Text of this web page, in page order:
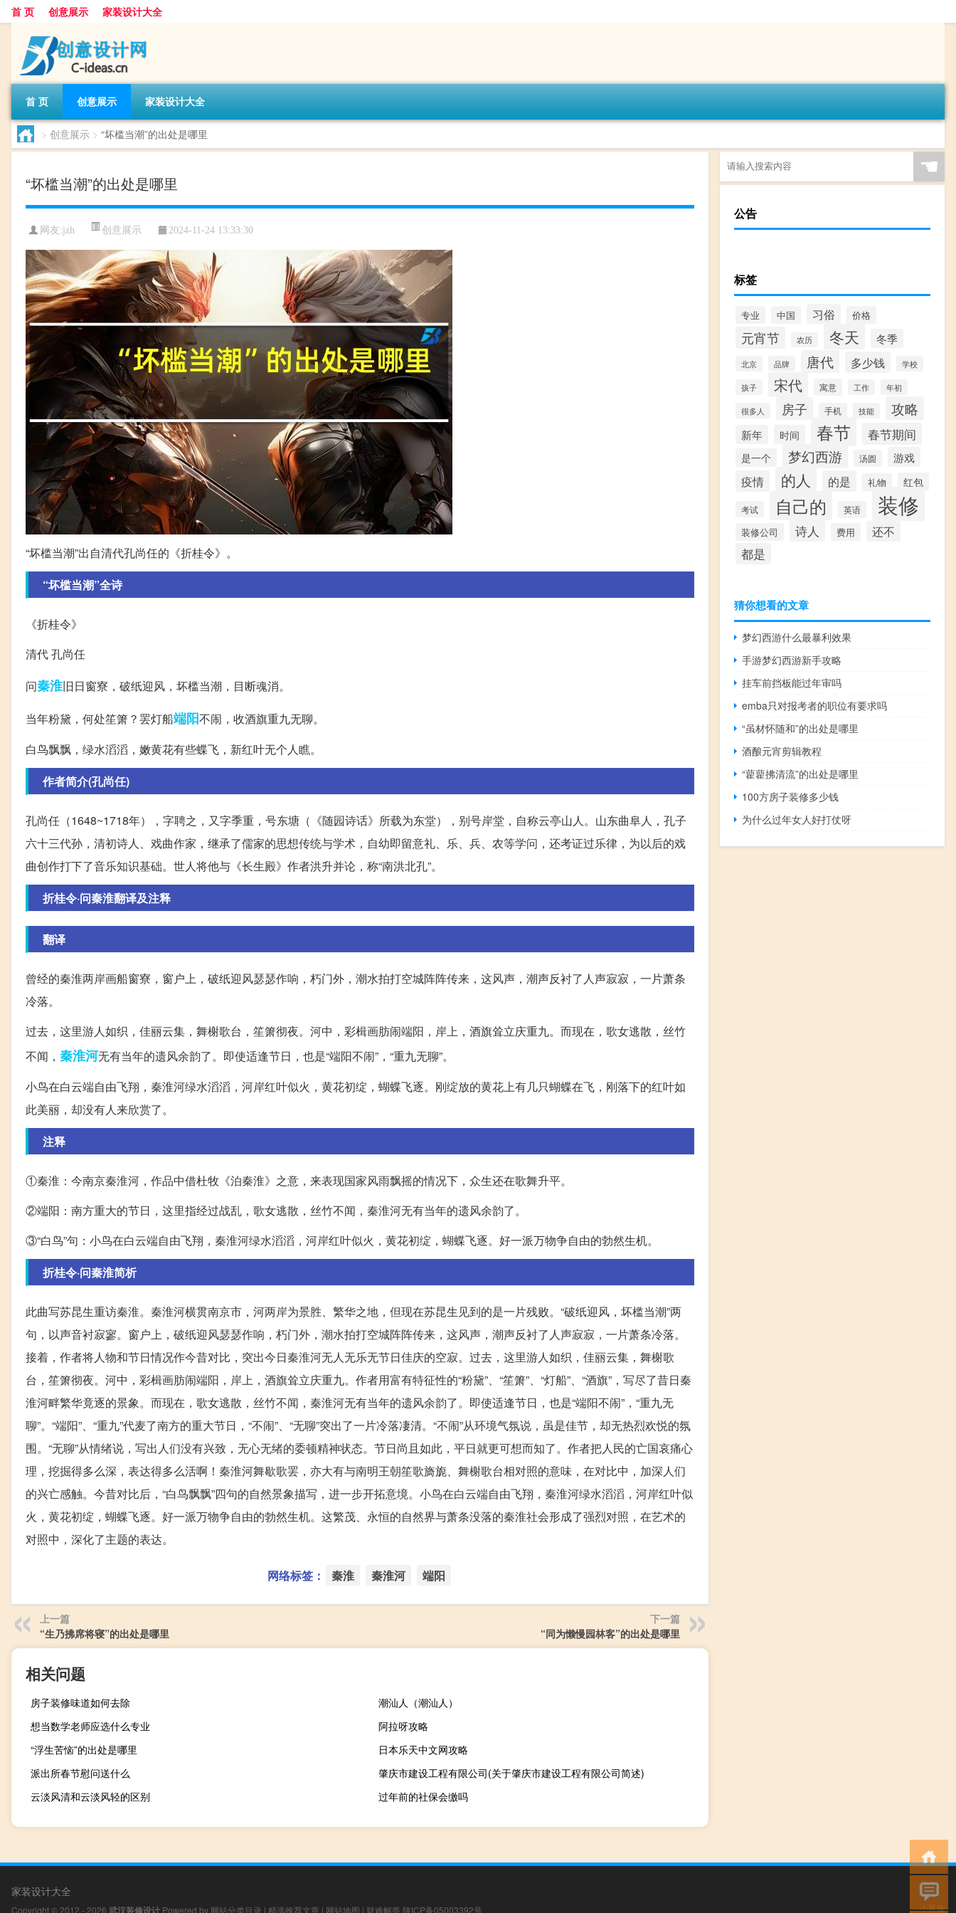
首 页 创意展示 家装设计大全
首 页 创意展示 家装设计大全
> 创意展示 > “坏槛当潮”的出处是哪里
“坏槛当潮”的出处是哪里
网友:jzh 创意展示 2024-11-24 13:33:30
“坏槛当潮”出自清代孔尚任的《折桂令》。
“坏槛当潮”全诗
《折桂令》
清代 孔尚任
问秦淮旧日窗寮，破纸迎风，坏槛当潮，目断魂消。
当年粉黛，何处笙箫？罢灯船端阳不闹，收酒旗重九无聊。
白鸟飘飘，绿水滔滔，嫩黄花有些蝶飞，新红叶无个人瞧。
作者简介(孔尚任)
孔尚任（1648~1718年），字聘之，又字季重，号东塘（《随园诗话》所载为东堂），别号岸堂，自称云亭山人。山东曲阜人，孔子
六十三代孙，清初诗人、戏曲作家，继承了儒家的思想传统与学术，自幼即留意礼、乐、兵、农等学问，还考证过乐律，为以后的戏
曲创作打下了音乐知识基础。世人将他与《长生殿》作者洪升并论，称“南洪北孔”。
折桂令·问秦淮翻译及注释
翻译
曾经的秦淮两岸画船窗寮，窗户上，破纸迎风瑟瑟作响，朽门外，潮水拍打空城阵阵传来，这风声，潮声反衬了人声寂寂，一片萧条
冷落。
过去，这里游人如织，佳丽云集，舞榭歌台，笙箫彻夜。河中，彩楫画肪闹端阳，岸上，酒旗耸立庆重九。而现在，歌女逃散，丝竹
不闻， 秦淮河无有当年的遗风余韵了。即使适逢节日，也是“端阳不闹”，“重九无聊”。
小鸟在白云端自由飞翔，秦淮河绿水滔滔，河岸红叶似火，黄花初绽，蝴蝶飞逐。刚绽放的黄花上有几只蝴蝶在飞，刚落下的红叶如
此美丽，却没有人来欣赏了。
注释
①秦淮：今南京秦淮河，作品中借杜牧《泊秦淮》之意，来表现国家风雨飘摇的情况下，众生还在歌舞升平。
②端阳：南方重大的节日，这里指经过战乱，歌女逃散，丝竹不闻，秦淮河无有当年的遗风余韵了。
③“白鸟”句：小鸟在白云端自由飞翔，秦淮河绿水滔滔，河岸红叶似火，黄花初绽，蝴蝶飞逐。好一派万物争自由的勃然生机。
折桂令·问秦淮简析
此曲写苏昆生重访秦淮。秦淮河横贯南京市，河两岸为景胜、繁华之地，但现在苏昆生见到的是一片残败。“破纸迎风，坏槛当潮”两
句，以声音衬寂寥。窗户上，破纸迎风瑟瑟作响，朽门外，潮水拍打空城阵阵传来，这风声，潮声反衬了人声寂寂，一片萧条冷落。
接着，作者将人物和节日情况作今昔对比，突出今日秦淮河无人无乐无节日佳庆的空寂。过去，这里游人如织，佳丽云集，舞榭歌
台，笙箫彻夜。河中，彩楫画肪闹端阳，岸上，酒旗耸立庆重九。作者用富有特征性的“粉黛”、“笙箫”、“灯船”、“酒旗”，写尽了昔日秦
淮河畔繁华竟逐的景象。而现在，歌女逃散，丝竹不闻，秦淮河无有当年的遗风余韵了。即使适逢节日，也是“端阳不闹”，“重九无
聊”。“端阳”、“重九”代麦了南方的重大节日，“不闹”、“无聊”突出了一片冷落凄清。“不闹”从环境气氛说，虽是佳节，却无热烈欢悦的氛
围。“无聊”从情绪说，写出人们没有兴致，无心无绪的委顿精神状态。节日尚且如此，平日就更可想而知了。作者把人民的亡国哀痛心
理，挖掘得多么深，表达得多么活啊！秦淮河舞歇歌罢，亦大有与南明王朝笙歌旖旎、舞榭歌台相对照的意味，在对比中，加深人们
的兴亡感触。今昔对比后，“白鸟飘飘”四句的自然景象描写，进一步开拓意境。小鸟在白云端自由飞翔，秦淮河绿水滔滔，河岸红叶似
火，黄花初绽，蝴蝶飞逐。好一派万物争自由的勃然生机。这繁茂、永恒的自然界与萧条没落的秦淮社会形成了强烈对照，在艺术的
对照中，深化了主题的表达。
网络标签： 秦淮 秦淮河 端阳
上一篇
“生乃拂席将寝”的出处是哪里
下一篇
“同为懒慢园林客”的出处是哪里
相关问题
房子装修味道如何去除
潮汕人（潮汕人）
想当数学老师应选什么专业
阿拉呀攻略
“浮生苦恼”的出处是哪里
日本乐天中文网攻略
派出所春节慰问送什么
肇庆市建设工程有限公司(关于肇庆市建设工程有限公司简述)
云淡风清和云淡风轻的区别
过年前的社保会缴吗
☚
公告
标签
专业 中国 习俗 价格
元宵节 农历 冬天 冬季
北京 品牌 唐代 多少钱 学校
孩子 宋代 寓意 工作 年初
很多人 房子 手机 技能 攻略
新年 时间 春节 春节期间
是一个 梦幻西游 汤圆 游戏
疫情 的人 的是 礼物 红包
考试 自己的 英语 装修
装修公司 诗人 费用 还不
都是
猜你想看的文章
梦幻西游什么最暴利效果
手游梦幻西游新手攻略
挂车前挡板能过年审吗
emba只对报考者的职位有要求吗
“虽材怀随和”的出处是哪里
酒酿元宵剪辑教程
“藋藋拂清流”的出处是哪里
100方房子装修多少钱
为什么过年女人好打仗呀
家装设计大全
Copyright © 2012 - 2026 武汉装修设计 Powered by 网站分类目录 | 精选推荐文章 | 网站地图 | 疑难解答 陕ICP备05003392号 小男孩